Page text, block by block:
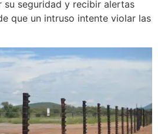
su seguridad y recibir alertas
que un intruso intente violar las